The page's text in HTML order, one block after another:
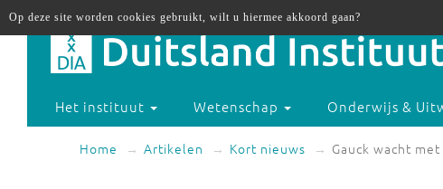
Het instituut Wetenschap Onderwijs &
Home Artikelen Kort nieuws Gauck wacht
Op deze site worden cookies gebruikt, wilt u hiermee akkoord gaan?